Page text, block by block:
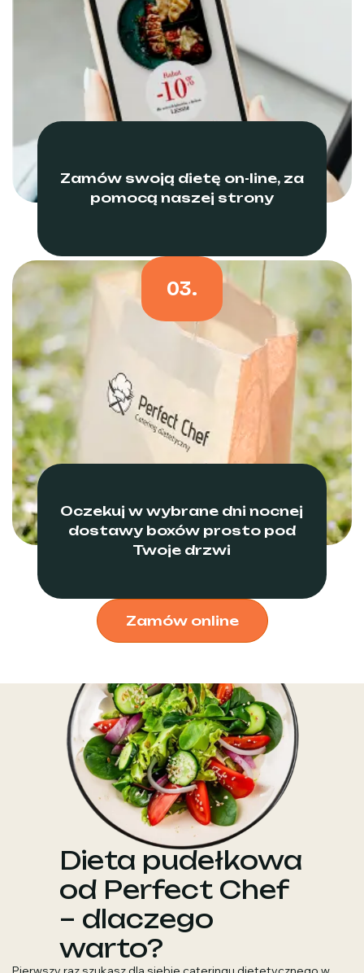
Zamów swoją dietę on-line, za
pomocą naszej strony
03.
Oczekuj w wybrane dni nocnej
dostawy boxów prosto pod
Twoje drzwi
Zamów online
Dieta pudełkowa
od Perfect Chef
– dlaczego
warto?